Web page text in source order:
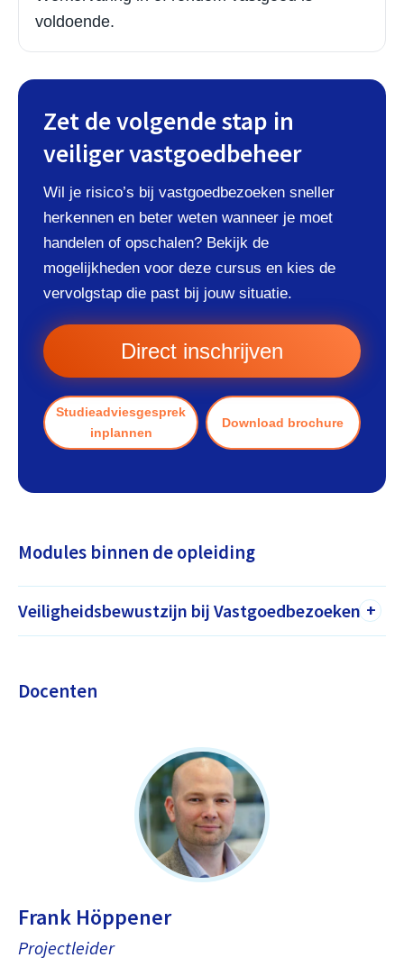
voldoende.
Zet de volgende stap in
veiliger vastgoedbeheer
Wil je risico’s bij vastgoedbezoeken sneller
herkennen en beter weten wanneer je moet
handelen of opschalen? Bekijk de
mogelijkheden voor deze cursus en kies de
vervolgstap die past bij jouw situatie.
Download brochure
Studieadviesgesprek
inplannen
Direct inschrijven
Modules binnen de opleiding
Veiligheidsbewustzijn bij Vastgoedbezoeken +
Docenten
Frank Höppener
Projectleider